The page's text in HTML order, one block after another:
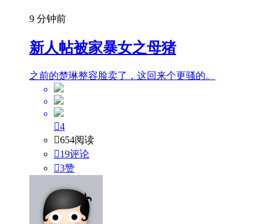
9 分钟前
新人帖被家暴女之母猪
之前的楚琳整容脸卖了，这回来个更骚的。
4
654阅读
19评论
3赞